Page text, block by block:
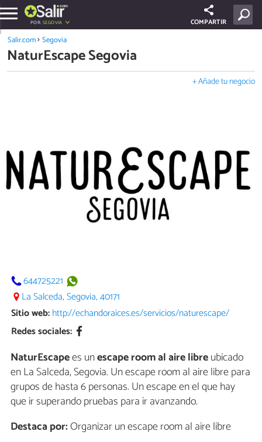
POR:SEGOVIA COMPARTIR
Salir.com Segovia
NaturEscape Segovia
+ Añade tu negocio
644725221
La Salceda, Segovia, 40171
Sitio web:http://echandoraices.es/servicios/naturescape/
Redes sociales:
NaturEscapees unescape room al aire libreubicado
en La Salceda, Segovia. Un escape room al aire libre para
grupos de hasta 6 personas. Un escape en el que hay
que ir superando pruebas para ir avanzando.
Destaca por:Organizar un escape room al aire libre